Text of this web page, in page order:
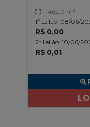
462,0 m²
1º Leilão: 08/06/
R$ 0,00
2º Leilão: 10/06/
R$ 0,01